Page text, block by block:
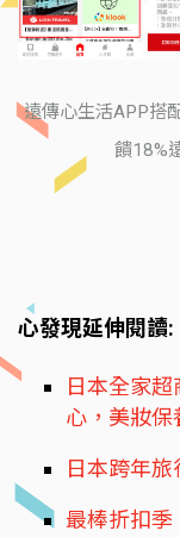
遠傳心生活APP搭
饋18%
心發現延伸閱讀:
日本全家
心，美妝保
日本跨年
最棒折扣季